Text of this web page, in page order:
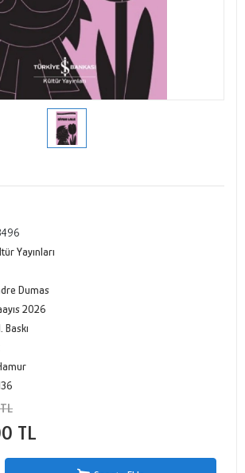
Yayınları
Dumas
2026
Baskı
TL